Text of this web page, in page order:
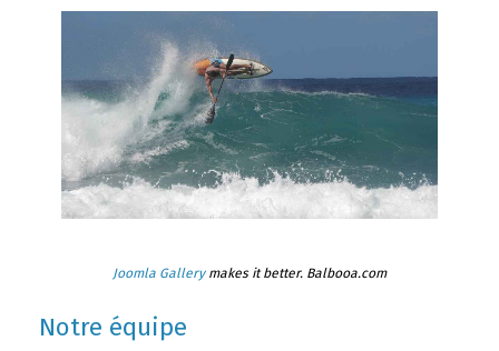
Joomla Gallerymakes it better. Balbooa.com
Notre équipe